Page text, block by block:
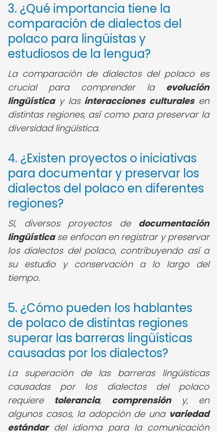
3. ¿Qué importancia tiene la
comparación de dialectos del
polaco para lingüistas y
estudiosos de la lengua?
La comparación de dialectos del polaco es
crucial para comprender la evolución
lingüísticay las interacciones culturalesen
distintas regiones, así como para preservar la
diversidad lingüística.
4. ¿Existen proyectos o iniciativas
para documentar y preservar los
dialectos del polaco en diferentes
regiones?
Sí, diversos proyectos de documentación
lingüísticase enfocan en registrar y preservar
los dialectos del polaco, contribuyendo así a
su estudio y conservación a lo largo del
tiempo.
5. ¿Cómo pueden los hablantes
de polaco de distintas regiones
superar las barreras lingüísticas
causadas por los dialectos?
La superación de las barreras lingüísticas
causadas por los dialectos del polaco
requiere tolerancia, comprensióny, en
algunos casos, la adopción de una variedad
estándardel idioma para la comunicación